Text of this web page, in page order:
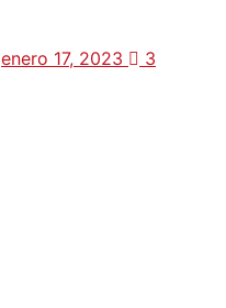
enero 17, 2023 3